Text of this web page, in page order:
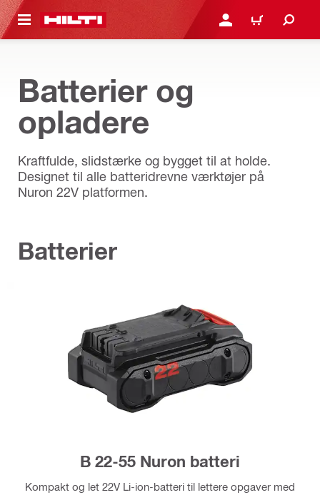
HOVEDINDHOLD LOG IND ELLER
INDKØBSKURV
Batterier og
opladere
Kraftfulde, slidstærke og bygget til at holde.
Designet til alle batteridrevne værktøjer på
Nuron 22V platformen.
Batterier
B 22-55 Nuron batteri
Kompakt og let 22V Li-ion-batteri til lettere opgaver med